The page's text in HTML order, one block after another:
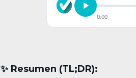
0:00
✨︎ Resumen (TL;DR):